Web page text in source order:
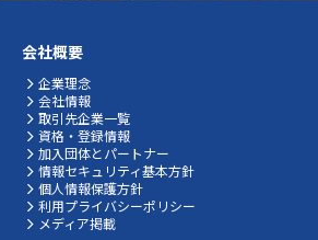
会社概要
企業理念
会社情報
取引先企業一覧
資格・登録情報
加入団体とパートナー
情報セキュリティ基本方針
個人情報保護方針
利用プライバシーポリシー
メディア掲載